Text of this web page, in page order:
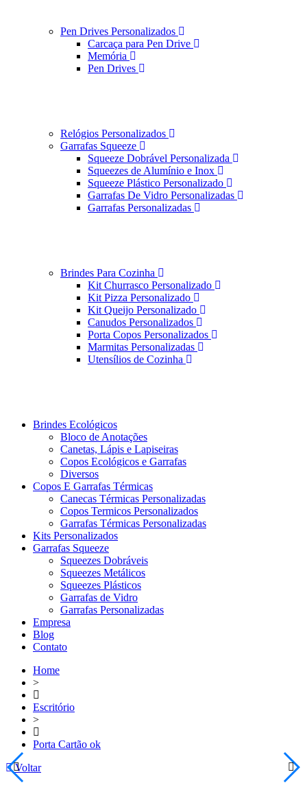
Pen Drives Personalizados
Carcaça para Pen Drive
Memória
Pen Drives
Relógios Personalizados
Garrafas Squeeze
Squeeze Dobrável Personalizada
Squeezes de Alumínio e Inox
Squeeze Plástico Personalizado
Garrafas De Vidro Personalizadas
Garrafas Personalizadas
Brindes Para Cozinha
Kit Churrasco Personalizado
Kit Pizza Personalizado
Kit Queijo Personalizado
Canudos Personalizados
Porta Copos Personalizados
Marmitas Personalizadas
Utensílios de Cozinha
Brindes Ecológicos
Bloco de Anotações
Canetas, Lápis e Lapiseiras
Copos Ecológicos e Garrafas
Diversos
Copos E Garrafas Térmicas
Canecas Térmicas Personalizadas
Copos Termicos Personalizados
Garrafas Térmicas Personalizadas
Kits Personalizados
Garrafas Squeeze
Squeezes Dobráveis
Squeezes Metálicos
Squeezes Plásticos
Garrafas de Vidro
Garrafas Personalizadas
Empresa
Blog
Contato
Home
>
Escritório
>
Porta Cartão ok
Voltar